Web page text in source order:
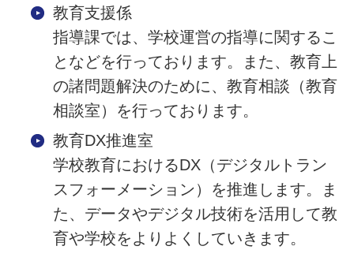
教育支援係
指導課では、学校運営の指導に関するこ
となどを行っております。また、教育上
の諸問題解決のために、教育相談（教育
相談室）を行っております。
教育DX推進室
学校教育におけるDX（デジタルトラン
スフォーメーション）を推進します。ま
た、データやデジタル技術を活用して教
育や学校をよりよくしていきます。